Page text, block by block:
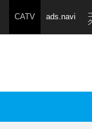
CATV ads.navi